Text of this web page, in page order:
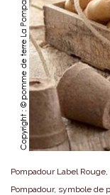
Pompadour Label
Pompadour, symbole de